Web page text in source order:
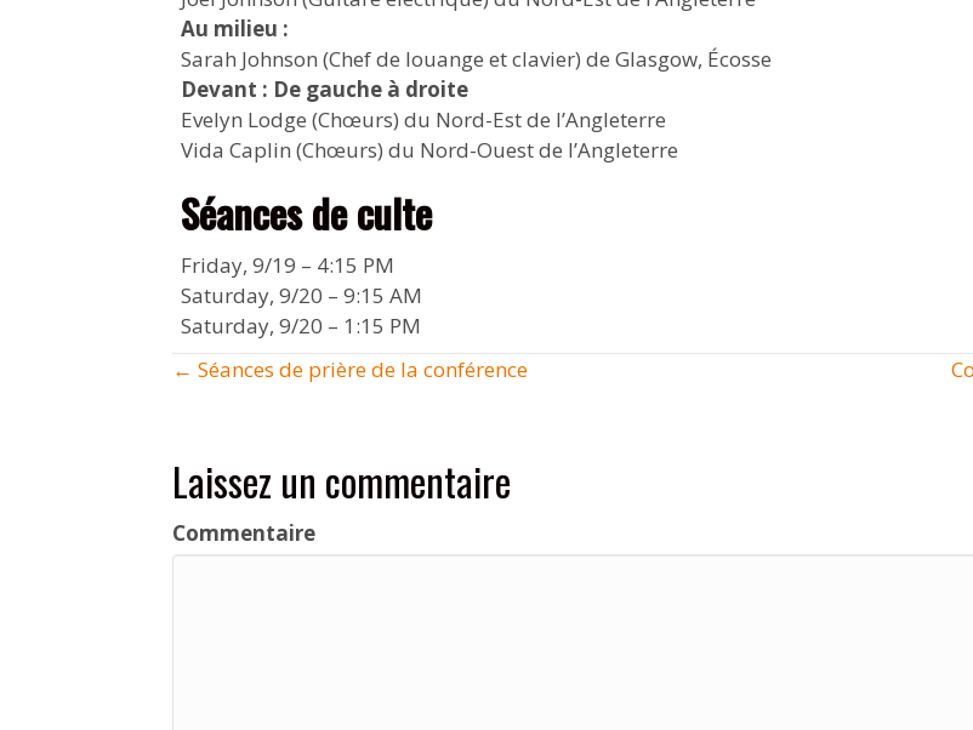
Au milieu :
Sarah Johnson (Chef de louange et clavier) de Glasgow, Écosse
Devant : De gauche à droite
Evelyn Lodge (Chœurs) du Nord-Est de l’Angleterre
Vida Caplin (Chœurs) du Nord-Ouest de l’Angleterre
Séances de culte
Friday, 9/19 – 4:15 PM
Saturday, 9/20 – 9:15 AM
Saturday, 9/20 – 1:15 PM
Posts
navigation
← Séances de prière de la conférence
Laissez un commentaire
Commentaire